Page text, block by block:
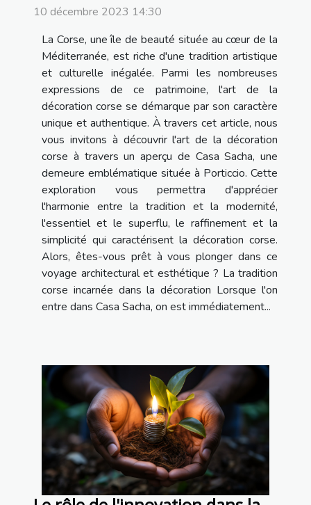
10 décembre 2023 14:30
La Corse, une île de beauté située au cœur de la
Méditerranée, est riche d'une tradition artistique
et culturelle inégalée. Parmi les nombreuses
expressions de ce patrimoine, l'art de la
décoration corse se démarque par son caractère
unique et authentique. À travers cet article, nous
vous invitons à découvrir l'art de la décoration
corse à travers un aperçu de Casa Sacha, une
demeure emblématique située à Porticcio. Cette
exploration vous permettra d'apprécier
l'harmonie entre la tradition et la modernité,
l'essentiel et le superflu, le raffinement et la
simplicité qui caractérisent la décoration corse.
Alors, êtes-vous prêt à vous plonger dans ce
voyage architectural et esthétique ? La tradition
corse incarnée dans la décoration Lorsque l'on
entre dans Casa Sacha, on est immédiatement...